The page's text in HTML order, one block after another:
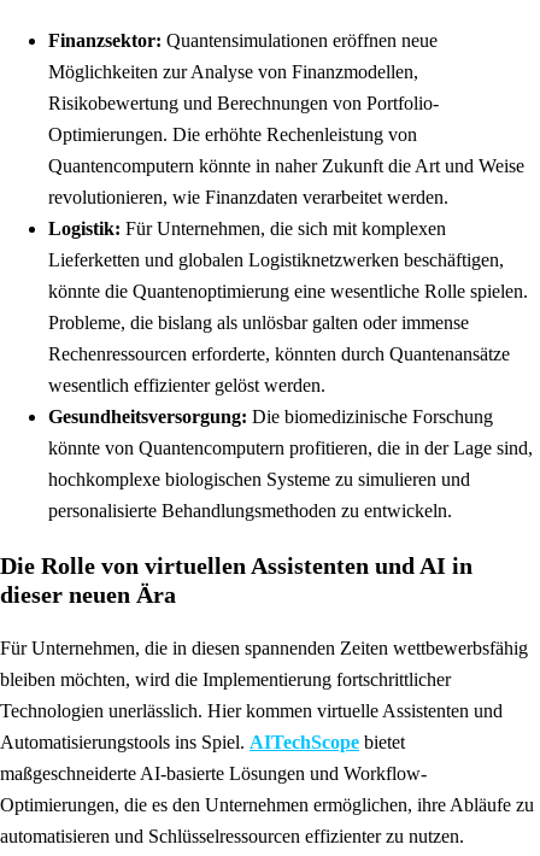
Finanzsektor: Quantensimulationen eröffnen neue
Möglichkeiten zur Analyse von Finanzmodellen,
Risikobewertung und Berechnungen von Portfolio-
Optimierungen. Die erhöhte Rechenleistung von
Quantencomputern könnte in naher Zukunft die Art und Weise
revolutionieren, wie Finanzdaten verarbeitet werden.
Logistik: Für Unternehmen, die sich mit komplexen
Lieferketten und globalen Logistiknetzwerken beschäftigen,
könnte die Quantenoptimierung eine wesentliche Rolle spielen.
Probleme, die bislang als unlösbar galten oder immense
Rechenressourcen erforderte, könnten durch Quantenansätze
wesentlich effizienter gelöst werden.
Gesundheitsversorgung: Die biomedizinische Forschung
könnte von Quantencomputern profitieren, die in der Lage sind,
hochkomplexe biologischen Systeme zu simulieren und
personalisierte Behandlungsmethoden zu entwickeln.
Die Rolle von virtuellen Assistenten und AI in
dieser neuen Ära
Für Unternehmen, die in diesen spannenden Zeiten wettbewerbsfähig
bleiben möchten, wird die Implementierung fortschrittlicher
Technologien unerlässlich. Hier kommen virtuelle Assistenten und
Automatisierungstools ins Spiel. AITechScope bietet
maßgeschneiderte AI-basierte Lösungen und Workflow-
Optimierungen, die es den Unternehmen ermöglichen, ihre Abläufe zu
automatisieren und Schlüsselressourcen effizienter zu nutzen.